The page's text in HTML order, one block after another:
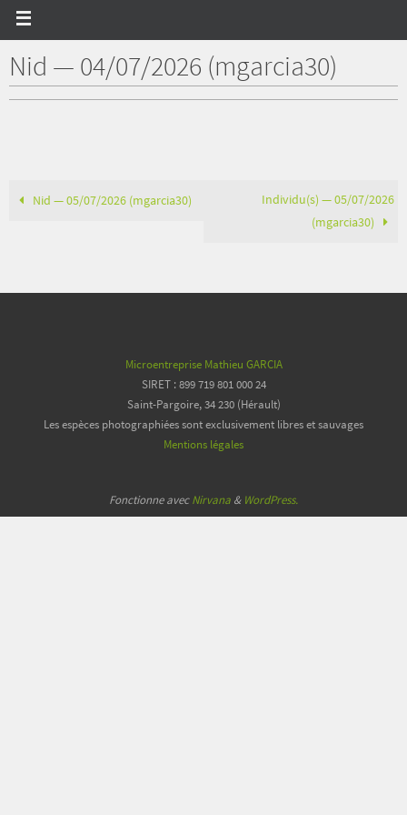
Nid — 04/07/2026 (mgarcia30)
Nid — 05/07/2026 (mgarcia30)
Individu(s) — 05/07/2026
(mgarcia30)
Microentreprise Mathieu GARCIA
SIRET : 899 719 801 000 24
Saint-Pargoire, 34 230 (Hérault)
Les espèces photographiées sont exclusivement libres et sauvages
Mentions légales
Fonctionne avecNirvana & WordPress.